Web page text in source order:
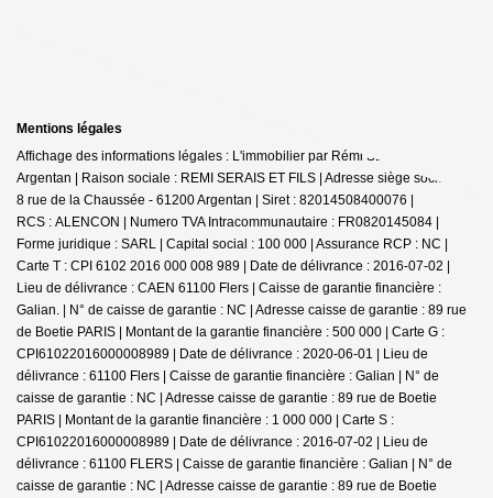
Mentions légales
Affichage des informations légales : L'immobilier par Rémi SERAIS -
Argentan | Raison sociale : REMI SERAIS ET FILS | Adresse siège social : 6-
8 rue de la Chaussée - 61200 Argentan | Siret : 82014508400076 |
RCS : ALENCON | Numero TVA Intracommunautaire : FR0820145084 |
Forme juridique : SARL | Capital social : 100 000 | Assurance RCP : NC |
Carte T : CPI 6102 2016 000 008 989 | Date de délivrance : 2016-07-02 |
Lieu de délivrance : CAEN 61100 Flers | Caisse de garantie financière :
Galian. | N° de caisse de garantie : NC | Adresse caisse de garantie : 89 rue
de Boetie PARIS | Montant de la garantie financière : 500 000 | Carte G :
CPI61022016000008989 | Date de délivrance : 2020-06-01 | Lieu de
délivrance : 61100 Flers | Caisse de garantie financière : Galian | N° de
caisse de garantie : NC | Adresse caisse de garantie : 89 rue de Boetie
PARIS | Montant de la garantie financière : 1 000 000 | Carte S :
CPI61022016000008989 | Date de délivrance : 2016-07-02 | Lieu de
délivrance : 61100 FLERS | Caisse de garantie financière : Galian | N° de
caisse de garantie : NC | Adresse caisse de garantie : 89 rue de Boetie